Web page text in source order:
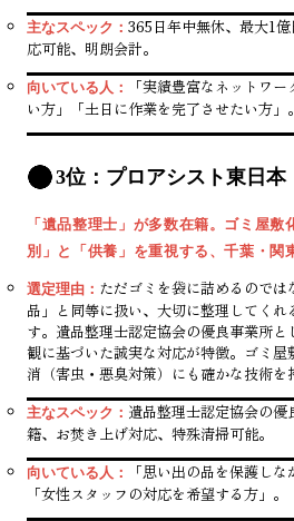
主なスペック： 365日年中無休、最大1
応可能、明朗会計。
向いている人：
「実績豊富なネットワ
い方」「土日に作業を完了させたい方」。
3位：プロアシスト東日本
「遺品整理士」が多数在籍。ゴミ屋
別」と「供養」を重視する、千葉・関
選定理由： ただゴミを袋に詰めるので
品」と同等に扱い、大切に整理してくれ
す。遺品整理士認定協会の優良事業所
観に基づいた誠実な対応が特徴。ゴミ
消（害虫・悪臭対策）にも確かな技術を
主なスペック： 遺品整理士認定協会の
籍、お焚き上げ対応、特殊清掃可能。
向いている人：
「思い出の品を保護し
「女性スタッフの対応を希望する方」。